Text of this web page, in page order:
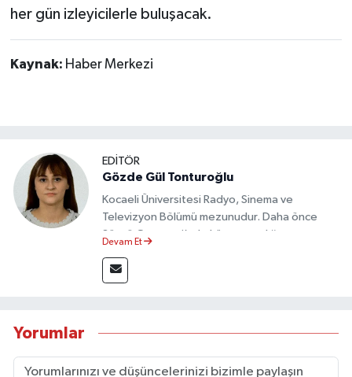
her gün izleyicilerle buluşacak.
Kaynak: Haber Merkezi
EDİTÖR
Gözde Gül Tonturoğlu
Kocaeli Üniversitesi Radyo, Sinema ve
Televizyon Bölümü mezunudur. Daha önce
Sözcü Gazetesi’nde köşe yazarlığı yapmış ve
Devam Et
Yorumlar